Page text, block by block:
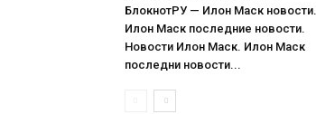
БлокнотРУ — Илон Маск новости.
Илон Маск последние новости.
Новости Илон Маск. Илон Маск
последни новости...